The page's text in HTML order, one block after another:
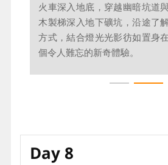
火車深入地底，穿越幽暗坑道
木製梯深入地下礦坑，沿途了
方式，結合燈光光影彷如置身
個令人難忘的新奇體驗。
源。乘船穿越湖區，紅色洋蔥
茂教堂映入眼簾，與湖光山色
絕美天然畫卷。
Day 8